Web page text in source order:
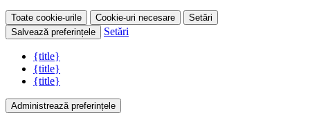
Toate cookie-urile Cookie-uri necesare
Setări
Salvează preferințele
Setări
{title}
{title}
{title}
Administrează preferințele